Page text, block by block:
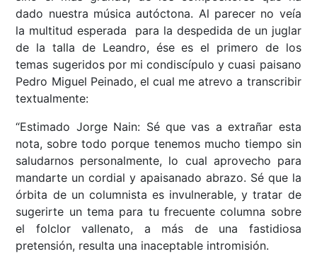
dado nuestra música autóctona. Al parecer no veía
la multitud esperada para la despedida de un juglar
de la talla de Leandro, ése es el primero de los
temas sugeridos por mi condiscípulo y cuasi paisano
Pedro Miguel Peinado, el cual me atrevo a transcribir
textualmente:
“Estimado Jorge Nain: Sé que vas a extrañar esta
nota, sobre todo porque tenemos mucho tiempo sin
saludarnos personalmente, lo cual aprovecho para
mandarte un cordial y apaisanado abrazo. Sé que la
órbita de un columnista es invulnerable, y tratar de
sugerirte un tema para tu frecuente columna sobre
el folclor vallenato, a más de una fastidiosa
pretensión, resulta una inaceptable intromisión.